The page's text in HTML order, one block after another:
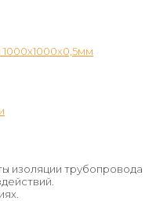
изоляции трубопровода